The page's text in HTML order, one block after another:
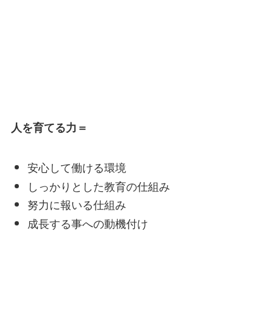
人を育てる力＝
安心して働ける環境
しっかりとした教育の仕組み
努力に報いる仕組み
成長する事への動機付け